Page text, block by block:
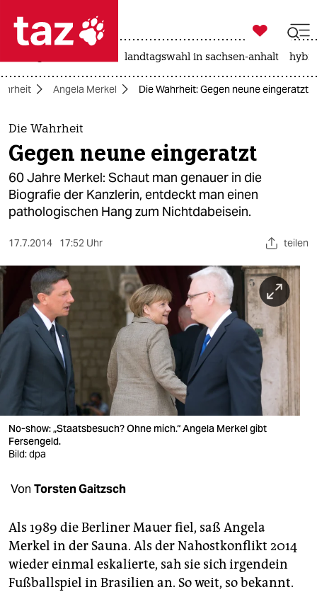
 taz zahl ich
taz zahl ich
themen
politik
öko
gesellschaft
sport
berlin
nord
verlag
verlag
shop
fragen & hilfe
unterstützen
abo

taz zahl ich
landtagswahl in sachsen-anhalt
Angela Merkel Die Wahrheit: Gegen neune eingeratzt
Die Wahrheit
Gegen neune eingeratzt
60 Jahre Merkel: Schaut man genauer in die
Biografie der Kanzlerin, entdeckt man einen
pathologischen Hang zum Nichtdabeisein.
17.7.2014 17:52 Uhr teilen
No-show: „Staatsbesuch? Ohne mich.“ Angela Merkel gibt
Fersengeld.
Bild: dpa
Von Torsten Gaitzsch
Als 1989 die Berliner Mauer fiel, saß Angela
Merkel in der Sauna. Als der Nahostkonflikt 2014
wieder einmal eskalierte, sah sie sich irgendein
Fußballspiel in Brasilien an. So weit, so bekannt.